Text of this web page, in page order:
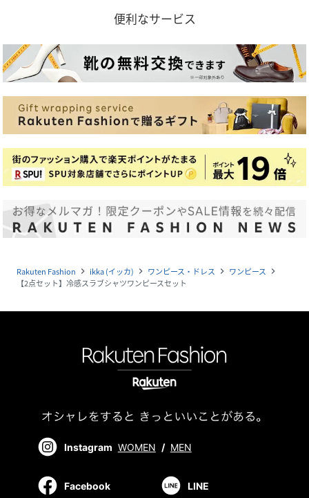
便利なサービス
Rakuten Fashion navigate_next ikka (イッカ) navigate_next ワンピース・ドレス navigate_next ワンピース navigate_next
【2点セット】冷感スラブシャツワンピースセット
Instagram WOMEN / MEN
Facebook LINE